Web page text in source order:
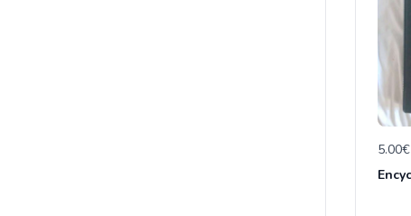
5.00€